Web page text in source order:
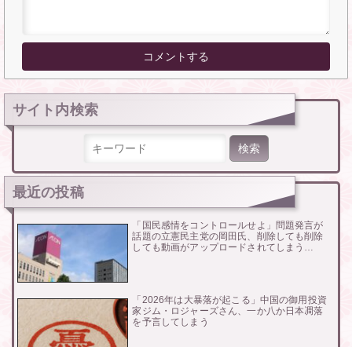
サイト内検索
最近の投稿
「国民感情をコントロールせよ」問題発言が
話題の立憲民主党の岡田氏、削除しても削除
しても動画がアップロードされてしまう…
「2026年は大暴落が起こる」中国の御用投資
家ジム・ロジャーズさん、一か八か日本凋落
を予言してしまう